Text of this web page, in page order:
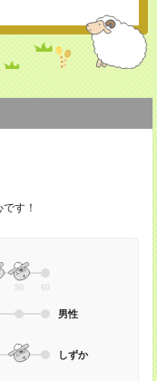
す！
50 60
男性
しずか